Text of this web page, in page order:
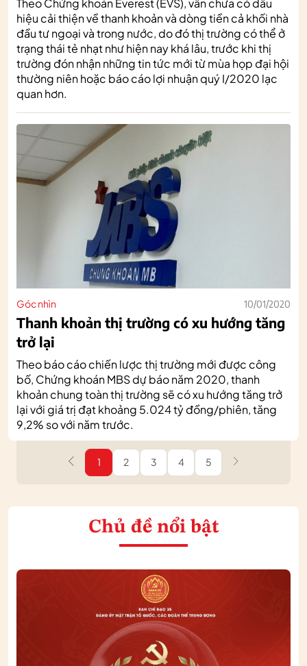
Theo Chứng khoán Everest (EVS), vẫn chưa có dấu
hiệu cải thiện về thanh khoản và dòng tiền cả khối nhà
đầu tư ngoại và trong nước, do đó thị trường có thể ở
trạng thái tẻ nhạt như hiện nay khá lâu, trước khi thị
trường đón nhận những tin tức mới từ mùa họp đại hội
thường niên hoặc báo cáo lợi nhuận quý I/2020 lạc
quan hơn.
Góc nhìn 10/01/2020
Thanh khoản thị trường có xu hướng tăng
trở lại
Theo báo cáo chiến lược thị trường mới được công
bố, Chứng khoán MBS dự báo năm 2020, thanh
khoản chung toàn thị trường sẽ có xu hướng tăng trở
lại với giá trị đạt khoảng 5.024 tỷ đồng/phiên, tăng
9,2% so với năm trước.
1 2 3 4 5
Chủ đề nổi bật